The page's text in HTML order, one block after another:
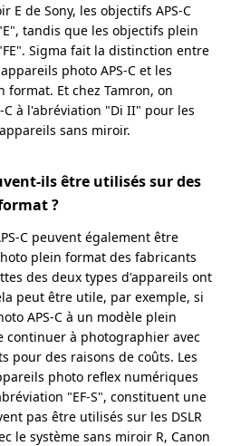
E de Sony, les objectifs APS-C
tandis que les objectifs plein
Sigma fait la distinction entre
photo APS-C et les
Et chez Tamron, on
C à l'abréviation "Di II" pour les
sans miroir.
ils être utilisés sur des
?
C peuvent également être
plein format des fabricants
des deux types d'appareils ont
peut être utile, par exemple, si
APS-C à un modèle plein
continuer à photographier avec
pour des raisons de coûts. Les
photo reflex numériques
"EF-S", constituent une
pas être utilisés sur les DSLR
le système sans miroir R, Canon